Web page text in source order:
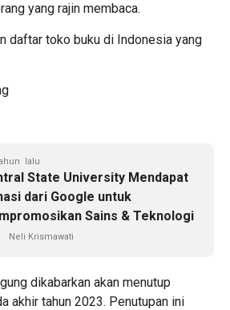
yang rajin membaca.
daftar toko buku di Indonesia yang
lalu
State University Mendapat
dari Google untuk
Sains & Teknologi
Neli Krismawati
dikabarkan akan menutup
akhir tahun 2023. Penutupan ini